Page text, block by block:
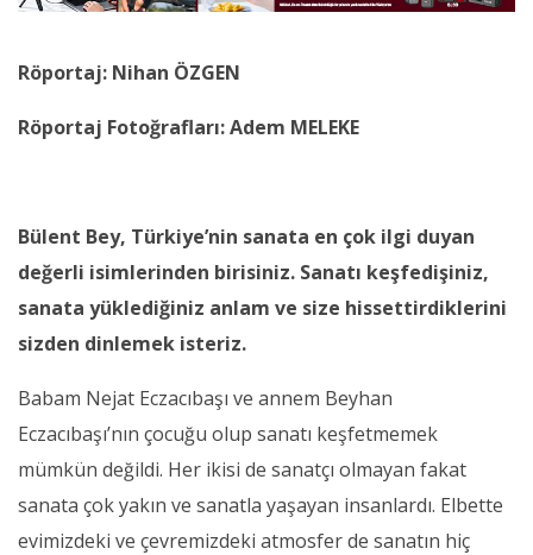
Röportaj: Nihan ÖZGEN
Röportaj Fotoğrafları: Adem MELEKE
Bülent Bey, Türkiye’nin sanata en çok ilgi duyan
değerli isimlerinden birisiniz. Sanatı keşfedişiniz,
sanata yüklediğiniz anlam ve size hissettirdiklerini
sizden dinlemek isteriz.
Babam Nejat Eczacıbaşı ve annem Beyhan
Eczacıbaşı’nın çocuğu olup sanatı keşfetmemek
mümkün değildi. Her ikisi de sanatçı olmayan fakat
sanata çok yakın ve sanatla yaşayan insanlardı. Elbette
evimizdeki ve çevremizdeki atmosfer de sanatın hiç